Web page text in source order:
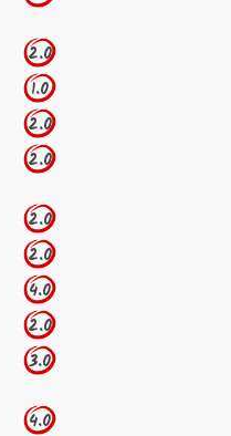
2.0
1.0
2.0
2.0
2.0
2.0
4.0
2.0
3.0
4.0